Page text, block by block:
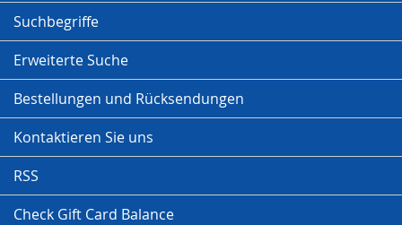
Suchbegriffe
Erweiterte Suche
Bestellungen und Rücksendungen
Kontaktieren Sie uns
RSS
Check Gift Card Balance